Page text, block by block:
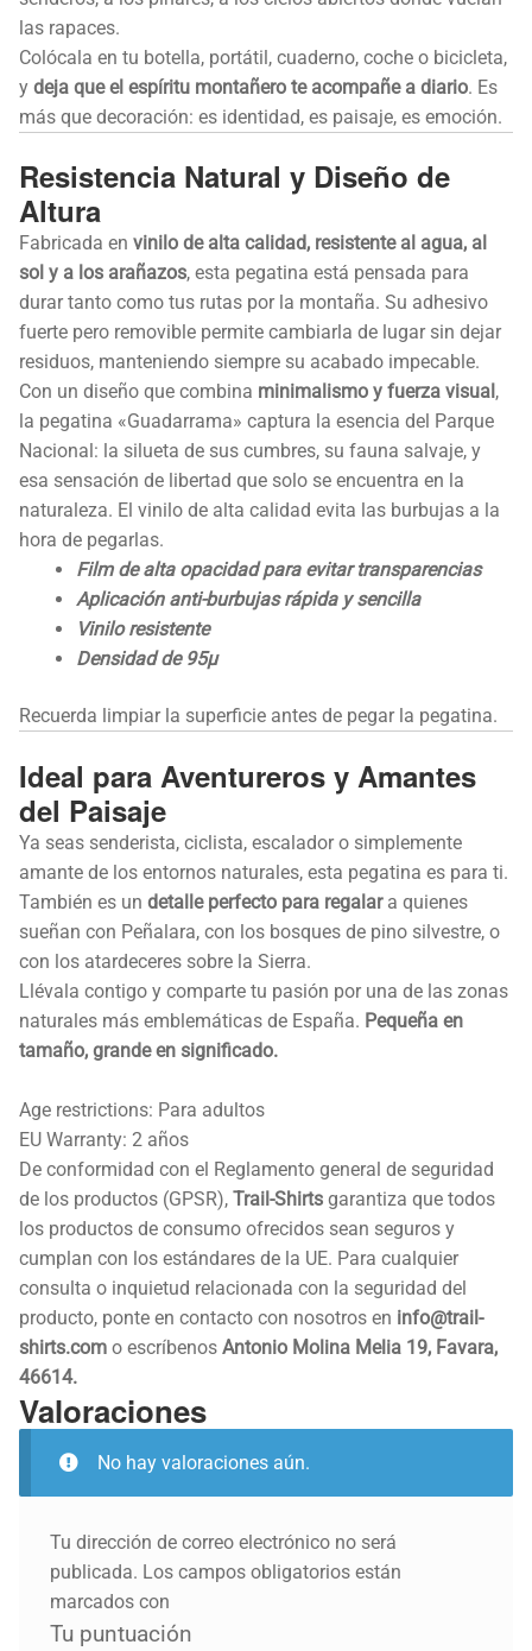
las rapaces.
Colócala en tu botella, portátil, cuaderno, coche o bicicleta,
y deja que el espíritu montañero te acompañe a diario. Es
más que decoración: es identidad, es paisaje, es emoción.
Resistencia Natural y Diseño de
Altura
Fabricada en vinilo de alta calidad, resistente al agua, al
sol y a los arañazos, esta pegatina está pensada para
durar tanto como tus rutas por la montaña. Su adhesivo
fuerte pero removible permite cambiarla de lugar sin dejar
residuos, manteniendo siempre su acabado impecable.
Con un diseño que combina minimalismo y fuerza visual ,
la pegatina «Guadarrama» captura la esencia del Parque
Nacional: la silueta de sus cumbres, su fauna salvaje, y
esa sensación de libertad que solo se encuentra en la
naturaleza. El vinilo de alta calidad evita las burbujas a la
hora de pegarlas.
Film de alta opacidad para evitar transparencias
Aplicación anti-burbujas rápida y sencilla
Vinilo resistente
Densidad de 95µ
Recuerda limpiar la superficie antes de pegar la pegatina.
Ideal para Aventureros y Amantes
del Paisaje
Ya seas senderista, ciclista, escalador o simplemente
amante de los entornos naturales, esta pegatina es para ti.
También es un detalle perfecto para regalara quienes
sueñan con Peñalara, con los bosques de pino silvestre, o
con los atardeceres sobre la Sierra.
Llévala contigo y comparte tu pasión por una de las zonas
naturales más emblemáticas de España. Pequeña en
tamaño, grande en significado.
Age restrictions: Para adultos
EU Warranty: 2 años
De conformidad con el Reglamento general de seguridad
de los productos (GPSR), Trail-Shirts garantiza que todos
los productos de consumo ofrecidos sean seguros y
cumplan con los estándares de la UE. Para cualquier
consulta o inquietud relacionada con la seguridad del
producto, ponte en contacto con nosotros en info@trail-
shirts.com o escríbenos Antonio Molina Melia 19, Favara,
46614.
Valoraciones
No hay valoraciones aún.
Tu dirección de correo electrónico no será
publicada. Los campos obligatorios están
marcados con
Tu puntuación